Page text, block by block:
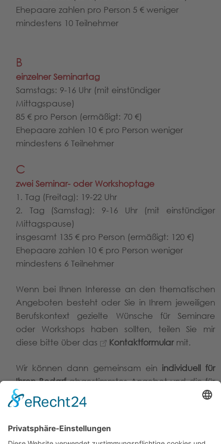
Ehepaare zahlen pro Person 5 € weniger
mindestens 10 Teilnehmer
B
einzelner Seminartag
Samstags: 9-16 Uhr (mit einstündiger
Mittagspause)
85 € pro Person (ermäßigt: 70 €)
Ehepaare zahlen 10 € pro Person weniger
mindestens 6 Teilnehmer
C
zwei Seminar- oder Workshoptage
1. Tag (Freitag): 19-22 Uhr
2. Tag (Samstag): 9-16 Uhr (mit einstündiger
Mittagspause)
insgesamt 135 € pro Person (ermäßigt: 120 €)
Ehepaare zahlen 10 € pro Person weniger
mindestens 6 Teilnehmer
Wenn bei Ihnen Interesse an den thematischen
Angeboten besteht oder Sie in Ihrem jeweiligen
Berufskontext gezielte Wünsche für Seminare
oder Workshops haben sollten, teilen Sie mir
diese bitte über das
Kontaktformularmit.
Wir können dann gemeinsam ein individuell für
Ihren Bedarfabgestimmtes Angebot und die für
Sie passenden Termine, Uhrzeiten und
Räumlichkeiten vereinbaren und in einem